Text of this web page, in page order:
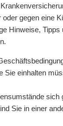
gegen eine
Hinweise,
einhalten
sich
Sie in einer